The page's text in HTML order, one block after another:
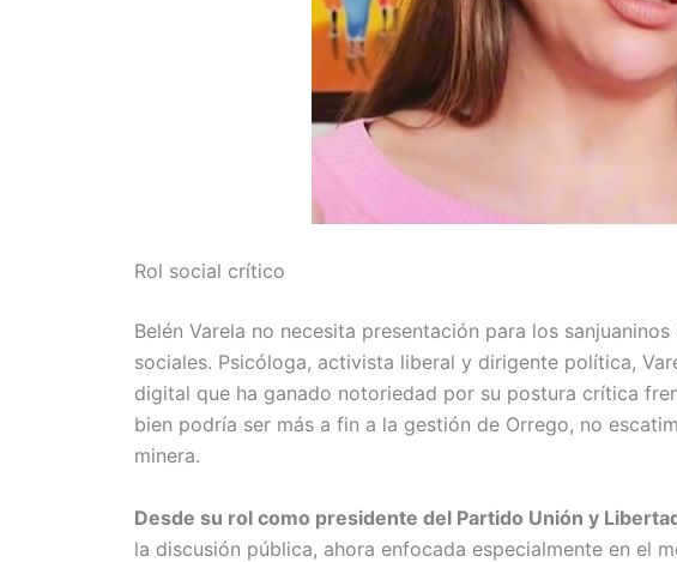
Rol social crítico
Belén Varela no necesita presentación para los
sociales. Psicóloga, activista liberal y dirigente política,
digital que ha ganado notoriedad por su postura crítica
bien podría ser más a fin a la gestión de Orrego, no
minera.
Desde su rol como presidente del Partido Unión y
la discusión pública, ahora enfocada especialmente en el